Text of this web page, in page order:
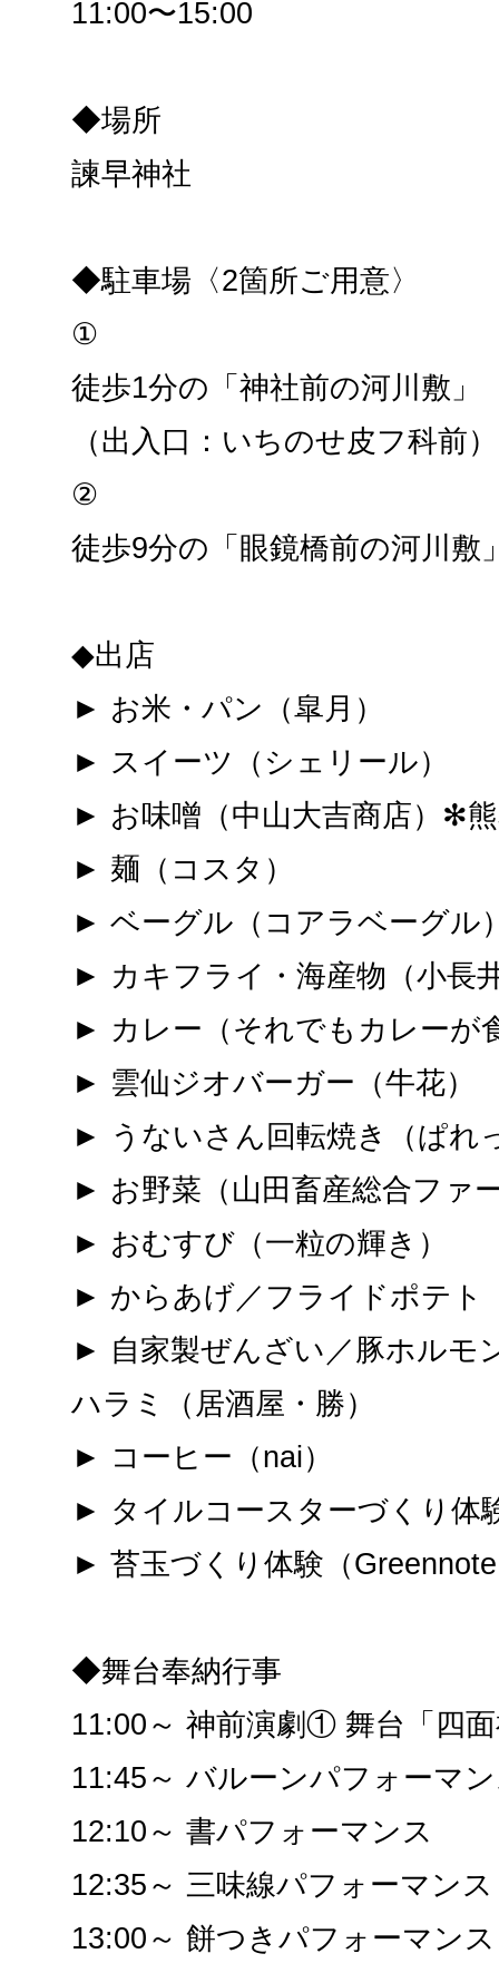
11:00〜15:00
◆場所
諫早神社
◆駐車場〈2箇所ご用意〉
①
徒歩1分の「神社前の河川敷」
（出入口：いちのせ皮フ科前）
②
徒歩9分の「眼鏡橋前の河川敷
◆出店
► お米・パン（皐月）
► スイーツ（シェリール）
► お味噌（中山大吉商店）✻
► 麺（コスタ）
► ベーグル（コアラベーグル
► カキフライ・海産物（小長
► カレー（それでもカレーが
► 雲仙ジオバーガー（牛花）
► うないさん回転焼き（ぱれ
► お野菜（山田畜産総合ファ
► おむすび（一粒の輝き）
► からあげ／フライドポテト
► 自家製ぜんざい／豚ホルモ
ハラミ（居酒屋・勝）
► コーヒー（nai）
► タイルコースターづくり体
► 苔玉づくり体験（
◆舞台奉納行事
11:00～ 神前演劇① 舞台「四
11:45～ バルーンパフォーマ
12:10～ 書パフォーマンス
12:35～ 三味線パフォーマンス
13:00～ 餅つきパフォーマンス